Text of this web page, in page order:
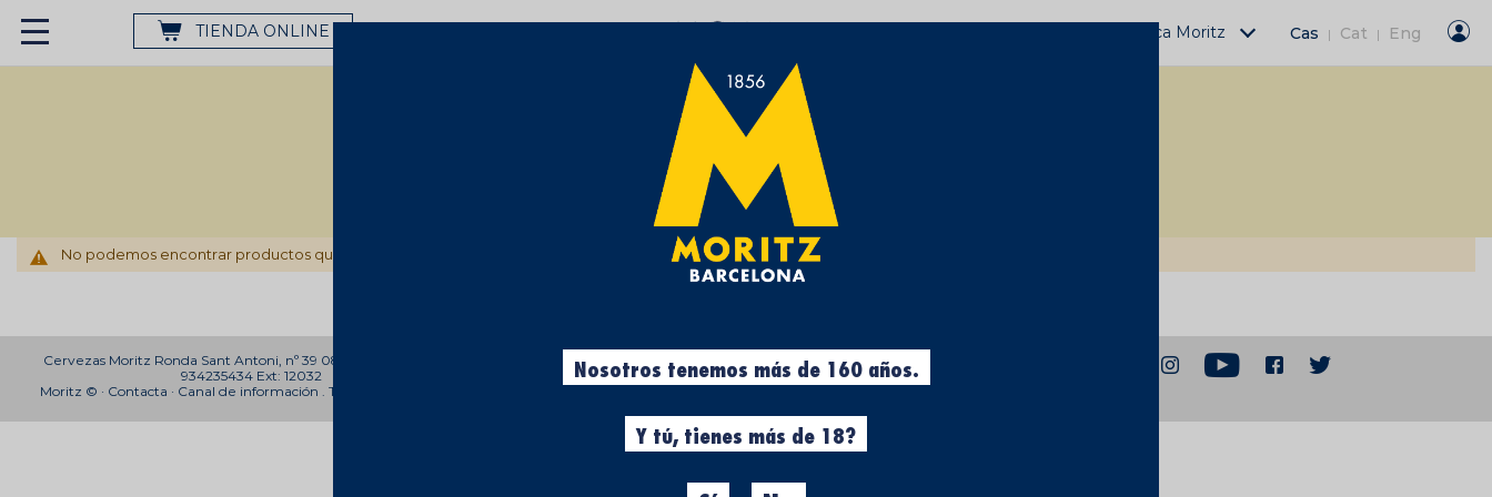
TIENDA ONLINE Actividades Fàbrica Moritz Cas | Cat | Eng
CALCETINES
Dirección
Descendente
Ordenar
No podemos encontrar productos que coincidan con la selección.
Cervezas Moritz Ronda Sant Antoni, nº 39 08011 Barcelona Telf:
934235434 Ext: 12032
Moritz © · Contacta · Canal de información . Trabaja con nosotros
Aviso legal · Política de privacidad Cookies·
Declaración de accesibilidad
Nosotros tenemos más de 160 años.
Y tú, tienes más de 18?